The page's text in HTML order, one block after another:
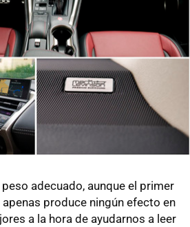
adecuado, aunque el primer
produce ningún efecto en
a la hora de ayudarnos a leer